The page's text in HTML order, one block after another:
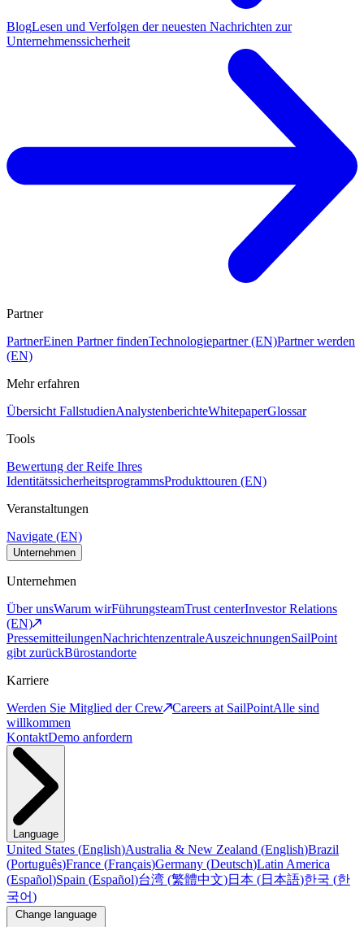
BlogLesen und Verfolgen der neuesten Nachrichten zur
Unternehmenssicherheit
Partner
PartnerEinen Partner findenTechnologiepartner (EN)Partner werden
(EN)
Mehr erfahren
Übersicht FallstudienAnalystenberichteWhitepaperGlossar
Tools
Bewertung der Reife Ihres
IdentitätssicherheitsprogrammsProdukttouren (EN)
Veranstaltungen
Navigate (EN)
Unternehmen
Unternehmen
Über unsWarum wirFührungsteamTrust centerInvestor Relations
(EN)
PressemitteilungenNachrichtenzentraleAuszeichnungenSailPoint
gibt zurückBürostandorte
Karriere
Werden Sie Mitglied der Crew
Careers at SailPointAlle sind
willkommen
KontaktDemo anfordern
Language
United States (English)Australia & New Zealand (English)Brazil
(Português)France (Français)Germany (Deutsch)Latin America
(Español)Spain (Español)台湾 (繁體中文)日本 (日本語)한국 (한
국어)
Change language